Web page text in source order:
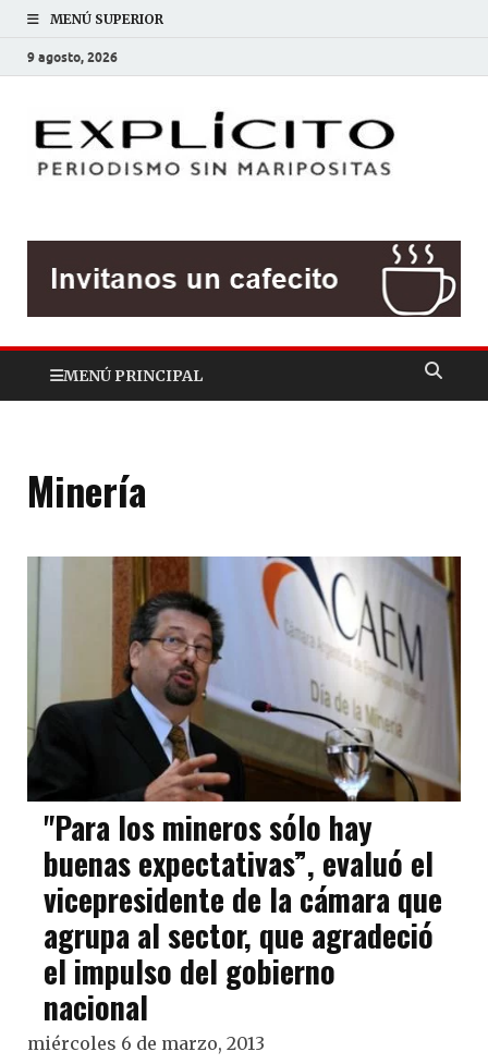
MENÚ SUPERIOR
9 agosto, 2026
MENÚ PRINCIPAL
Minería
"Para los mineros sólo hay
buenas expectativas”, evaluó el
vicepresidente de la cámara que
agrupa al sector, que agradeció
el impulso del gobierno
nacional
miércoles 6 de marzo, 2013